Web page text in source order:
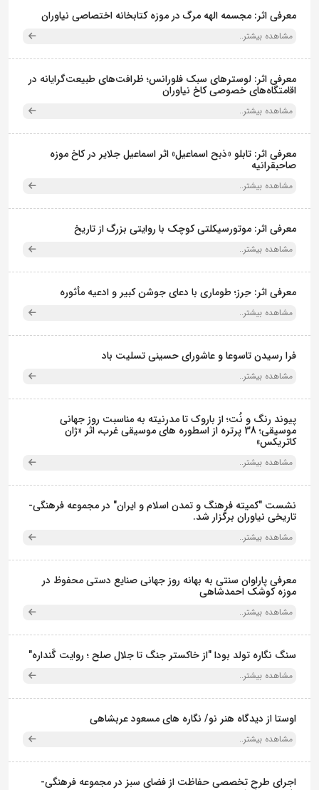
معرفی اثر: مجسمه الهه مرگ در موزه کتابخانه اختصاصی نیاوران
مشاهده بیشتر..
معرفی اثر: لوسترهای سبک فلورانس؛ ظرافت‌های طبیعت‌گرایانه در
اقامتگاه‌های خصوصی کاخ نیاوران
مشاهده بیشتر..
معرفی اثر: تابلو «ذبح اسماعیل» اثر اسماعیل جلایر در کاخ موزه
صاحبقرانیه
مشاهده بیشتر..
معرفی اثر: موتورسیکلتی کوچک با روایتی بزرگ از تاریخ
مشاهده بیشتر..
معرفی اثر: حِرز؛ طوماری با دعای جوشن کبیر و ادعیه مأثوره
مشاهده بیشتر..
فرا رسیدن تاسوعا و عاشورای حسینی تسلیت باد
مشاهده بیشتر..
پیوند رنگ و نُت؛ از باروک تا مدرنیته به مناسبت روز جهانی
موسیقی؛ 38 پرتره از اسطوره های موسیقی غرب، اثر «ژان
کاتریکس»
مشاهده بیشتر..
نشست "کمیته فرهنگ و تمدن اسلام و ایران" در مجموعه فرهنگی‌-
تاریخی نیاوران برگزار شد.
مشاهده بیشتر..
معرفی پاراوان سنتی به بهانه روز جهانی صنایع دستی محفوظ در
موزه کوشک احمدشاهی
مشاهده بیشتر..
سنگ نگاره تولد بودا "از خاکستر جنگ تا جلال صلح ؛ روایت گَنداره"
مشاهده بیشتر..
اوستا از دیدگاه هنر نو/ نگاره های مسعود عربشاهی
مشاهده بیشتر..
اجرای طرح تخصصی حفاظت از فضای سبز در مجموعه فرهنگی-